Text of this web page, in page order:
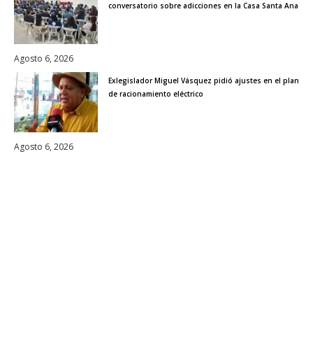
conversatorio sobre adicciones en la Casa Santa Ana
Agosto 6, 2026
Exlegislador Miguel Vásquez pidió ajustes en el plan
de racionamiento eléctrico
Agosto 6, 2026